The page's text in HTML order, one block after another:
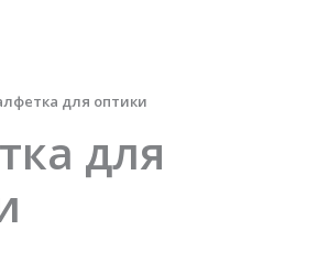
для оптики
для